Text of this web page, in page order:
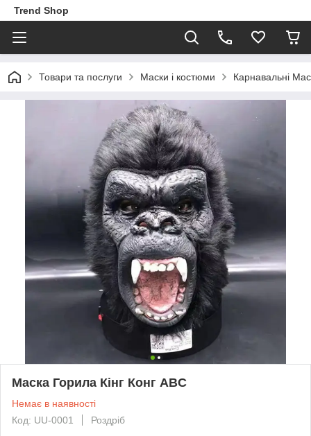
Trend Shop
Товари та послуги Маски і костюми Карнавальні
Маска Горила Кінг Конг ABC
Немає в наявності
Код: UU-0001
Роздріб